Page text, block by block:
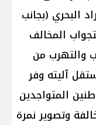
البحري (بجانب
المخالف
والتهرب من
آليته وفر
المتواجدين
وتصوير نمرة